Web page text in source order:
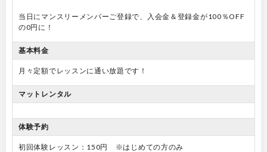
当日にマンスリーメンバーご登録で、入会金＆登録金が100％OFF
の0円に！
基本料金
月々定額でレッスンに通い放題です！
マットレンタル
体験予約
初回体験レッスン：150円 ※はじめての方のみ